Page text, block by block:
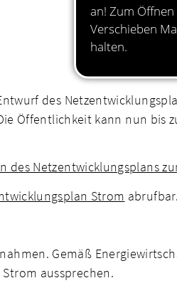
des
Öffentlichkeit kann nun bis
Netzentwicklungsplans
Strom abrufbar.
Gemäß
aussprechen.